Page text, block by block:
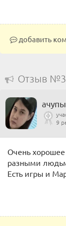
добавить
Отзыв №3
ачупы
9
Очень
разными
Есть игры и